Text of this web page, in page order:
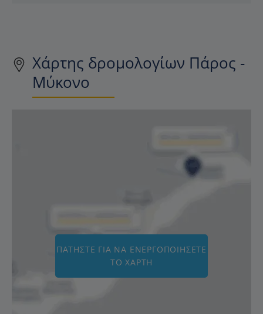
Χάρτης δρομολογίων Πάρος -
Μύκονο
ΠΑΤΉΣΤΕ ΓΙΑ ΝΑ ΕΝΕΡΓΟΠΟΙΉΣΕΤΕ
ΤΟ ΧΆΡΤΗ